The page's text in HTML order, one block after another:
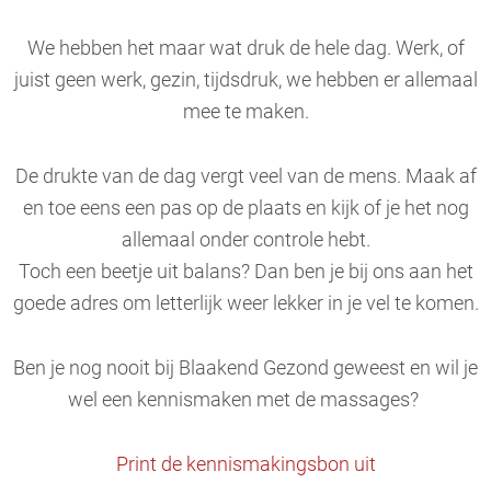
We hebben het maar wat druk de hele dag. Werk, of
juist geen werk, gezin, tijdsdruk, we hebben er allemaal
mee te maken.
De drukte van de dag vergt veel van de mens. Maak af
en toe eens een pas op de plaats en kijk of je het nog
allemaal onder controle hebt.
Toch een beetje uit balans? Dan ben je bij ons aan het
goede adres om letterlijk weer lekker in je vel te komen.
Ben je nog nooit bij Blaakend Gezond geweest en wil je
wel een kennismaken met de massages?
Print de kennismakingsbon uit